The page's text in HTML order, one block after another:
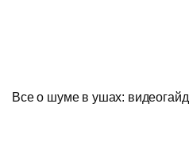
Все о шуме в ушах: видеогайд